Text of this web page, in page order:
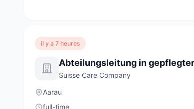
il y a 7 heures
Suisse Care Company
Aarau
full-time